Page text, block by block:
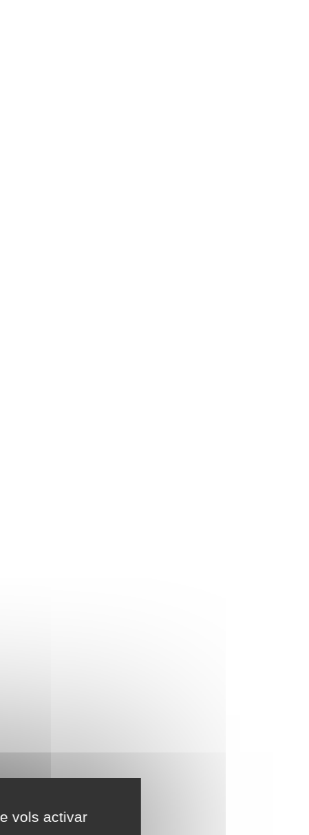
vols activar